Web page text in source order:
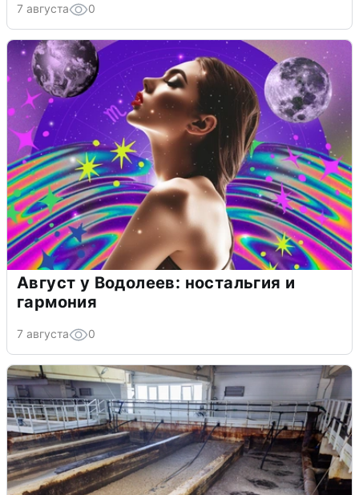
7 августа 0
Август у Водолеев: ностальгия и
гармония
7 августа 0